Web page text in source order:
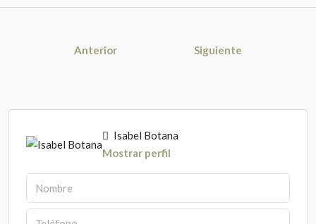
Anterior Siguiente
Isabel Botana
Mostrar perfil